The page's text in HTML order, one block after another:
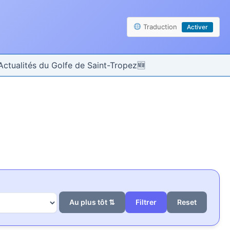
Traduction Activer
du Golfe de Saint-Tropez
Au plus tôt ⇅ Reset